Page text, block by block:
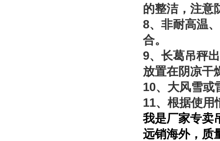
的整洁，注意
8、非耐高温
合。
9、长葛吊秤
放置在阴凉干
10、大风雪或
11、根据使用
我是厂家专卖
远销海外，质